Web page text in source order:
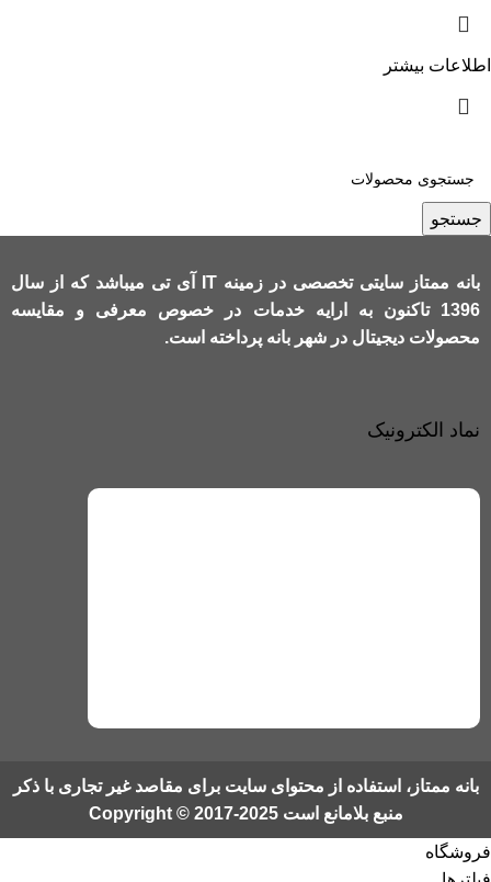
جستجو
اطلاعات بیشتر
بانه ممتاز سایتی تخصصی در زمینه IT آی تی میباشد که از سال
1396 تاکنون به ارایه خدمات در خصوص معرفی و مقایسه
محصولات دیجیتال در شهر بانه پرداخته است.
نماد الکترونیک
بانه ممتاز، استفاده از محتوای سایت برای مقاصد غیر تجاری با ذکر
منبع بلامانع است Copyright © 2017-2025
فروشگاه